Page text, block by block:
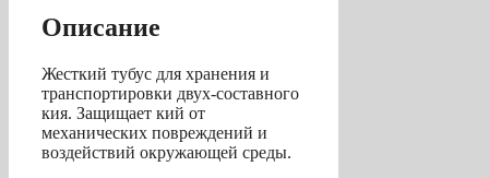
85
см
черный)
Описание
Жесткий тубус для хранения и
транспортировки двух-составного
кия. Защищает кий от
механических повреждений и
воздействий окружающей среды.